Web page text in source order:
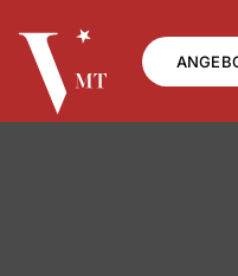
content